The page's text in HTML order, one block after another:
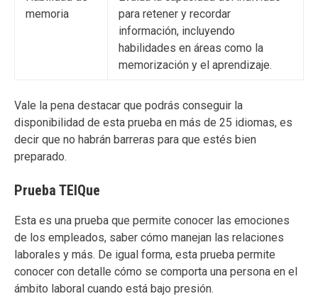
memoria
para retener y recordar
información, incluyendo
habilidades en áreas como la
memorización y el aprendizaje.
Vale la pena destacar que podrás conseguir la
disponibilidad de esta prueba en más de 25 idiomas, es
decir que no habrán barreras para que estés bien
preparado.
Prueba TEIQue
Esta es una prueba que permite conocer las emociones
de los empleados, saber cómo manejan las relaciones
laborales y más. De igual forma, esta prueba permite
conocer con detalle cómo se comporta una persona en el
ámbito laboral cuando está bajo presión.